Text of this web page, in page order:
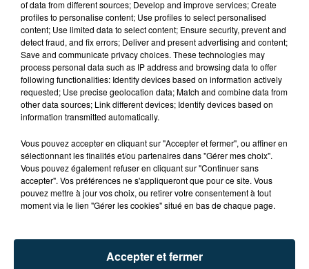
of data from different sources; Develop and improve services; Create
profiles to personalise content; Use profiles to select personalised
content; Use limited data to select content; Ensure security, prevent and
detect fraud, and fix errors; Deliver and present advertising and content;
Save and communicate privacy choices. These technologies may
process personal data such as IP address and browsing data to offer
following functionalities: Identify devices based on information actively
requested; Use precise geolocation data; Match and combine data from
other data sources; Link different devices; Identify devices based on
information transmitted automatically.
Vous pouvez accepter en cliquant sur "Accepter et fermer", ou affiner en
sélectionnant les finalités et/ou partenaires dans "Gérer mes choix".
Vous pouvez également refuser en cliquant sur "Continuer sans
accepter". Vos préférences ne s'appliqueront que pour ce site. Vous
pouvez mettre à jour vos choix, ou retirer votre consentement à tout
moment via le lien "Gérer les cookies" situé en bas de chaque page.
Accepter et fermer